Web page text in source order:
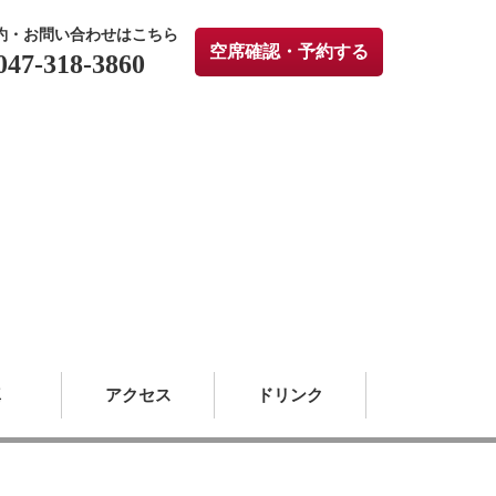
・お問い合わせはこちら
318-3860 空席確認・予約する
アクセス ドリンク